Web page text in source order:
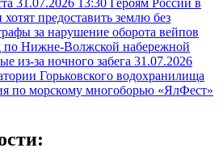
31.07.2026 13:30 Героям России в
предоставить землю без
за нарушение оборота вейпов
по Нижне-Волжской набережной
из-за ночного забега 31.07.2026
Горьковского водохранилища
по морскому многоборью «ЯлФест»